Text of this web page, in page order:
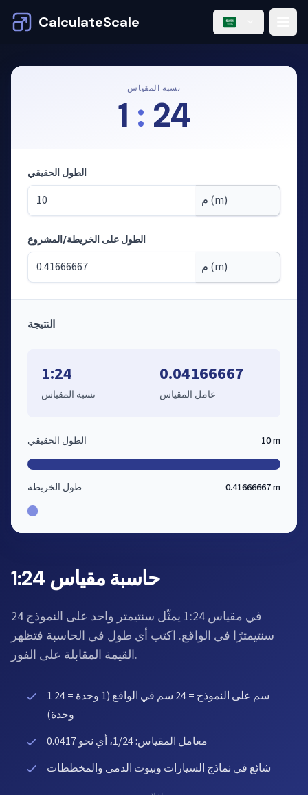
CalculateScale
حاسبة مقياس 1:24
في مقياس 1:24 يمثّل سنتيمتر واحد على النموذج 24
سنتيمترًا في الواقع. اكتب أي طول في الحاسبة فتظهر
القيمة المقابلة على الفور.
1 سم على النموذج = 24 سم في الواقع (1 وحدة = 24
وحدة)
معامل المقياس: 1/24، أي نحو 0.0417
شائع في نماذج السيارات وبيوت الدمى والمخططات
نسبة المقياس
1 : 24
الوضع: حساب الأطوال من المقياس
الطول الحقيقي
الطول على الخريطة/المشروع
النتيجة
1:24
نسبة المقياس
0.04166667
عامل المقياس
الطول الحقيقي 10 m
طول الخريطة 0.41666667 m